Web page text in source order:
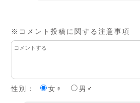
※コメント投稿に関する注意事項
性別：
女♀ 男♂